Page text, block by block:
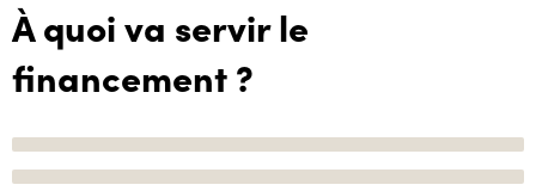
À quoi va servir le
financement ?